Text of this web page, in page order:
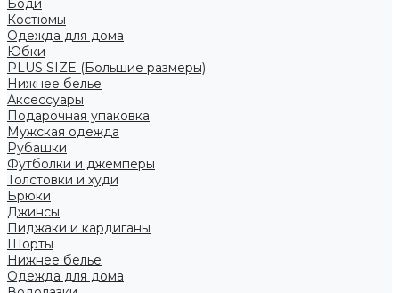
Боди
Костюмы
Одежда для дома
Юбки
PLUS SIZE (Большие размеры)
Нижнее белье
Аксессуары
Подарочная упаковка
Мужская одежда
Рубашки
Футболки и джемперы
Толстовки и худи
Брюки
Джинсы
Пиджаки и кардиганы
Шорты
Нижнее белье
Одежда для дома